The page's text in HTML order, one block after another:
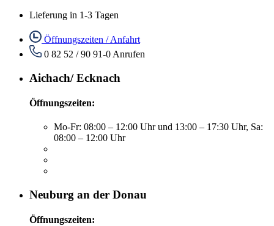
Lieferung in 1-3 Tagen
Öffnungszeiten / Anfahrt
0 82 52 / 90 91-0 Anrufen
Aichach/ Ecknach
Öffnungszeiten:
Mo-Fr: 08:00 – 12:00 Uhr und 13:00 – 17:30 Uhr, Sa:
08:00 – 12:00 Uhr
Neuburg an der Donau
Öffnungszeiten: